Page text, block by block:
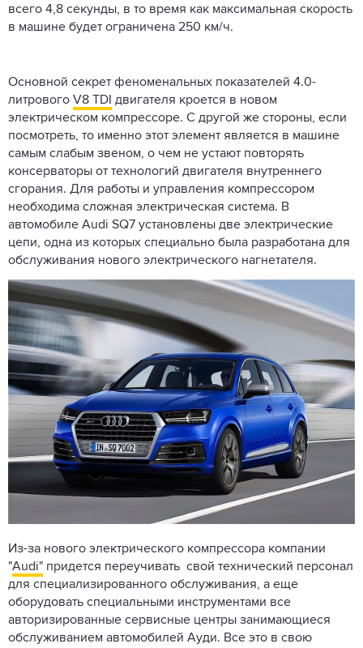
всего 4,8 секунды, в то время как максимальная скорость
в машине будет ограничена 250 км/ч.
Основной секрет феноменальных показателей 4.0-
литрового V8 TDI двигателя кроется в новом
электрическом компрессоре. С другой же стороны, если
посмотреть, то именно этот элемент является в машине
самым слабым звеном, о чем не устают повторять
консерваторы от технологий двигателя внутреннего
сгорания. Для работы и управления компрессором
необходима сложная электрическая система. В
автомобиле Audi SQ7 установлены две электрические
цепи, одна из которых специально была разработана для
обслуживания нового электрического нагнетателя.
Из-за нового электрического компрессора компании
"Audi" придется переучивать свой технический персонал
для специализированного обслуживания, а еще
оборудовать специальными инструментами все
авторизированные сервисные центры занимающиеся
обслуживанием автомобилей Ауди. Все это в свою